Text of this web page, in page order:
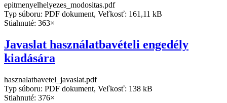
epitmenyelhelyezes_modositas.pdf
Typ súboru: PDF dokument, Veľkosť: 161,11 kB
Stiahnuté: 363×
Javaslat használatbavételi engedély
kiadására
hasznalatbavetel_javaslat.pdf
Typ súboru: PDF dokument, Veľkosť: 138 kB
Stiahnuté: 376×